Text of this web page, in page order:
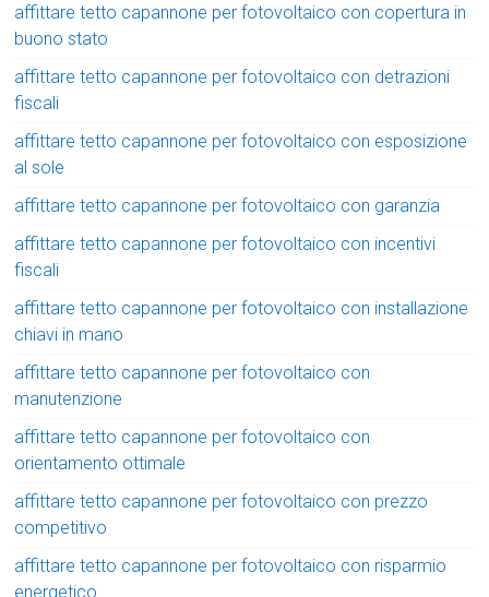
affittare tetto capannone per fotovoltaico con copertura in
buono stato
affittare tetto capannone per fotovoltaico con detrazioni
fiscali
affittare tetto capannone per fotovoltaico con esposizione
al sole
affittare tetto capannone per fotovoltaico con garanzia
affittare tetto capannone per fotovoltaico con incentivi
fiscali
affittare tetto capannone per fotovoltaico con installazione
chiavi in mano
affittare tetto capannone per fotovoltaico con
manutenzione
affittare tetto capannone per fotovoltaico con
orientamento ottimale
affittare tetto capannone per fotovoltaico con prezzo
competitivo
affittare tetto capannone per fotovoltaico con risparmio
energetico